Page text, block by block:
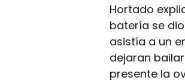
Hortado
batería se
asistía a un
dejaran
presente la